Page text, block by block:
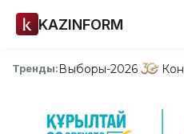
KAZINFORM
Тренды:Выборы-2026